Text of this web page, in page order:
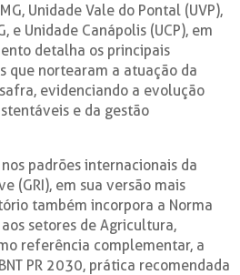
Unidade Vale do Pontal (UVP),
e Unidade Canápolis (UCP), em
detalha os principais
que nortearam a atuação da
evidenciando a evolução
e da gestão
padrões internacionais da
(GRI), em sua versão mais
também incorpora a Norma
setores de Agricultura,
referência complementar, a
PR 2030, prática recomendada